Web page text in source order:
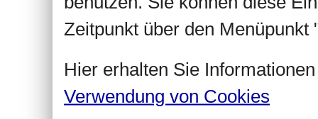
Zeitpunkt über den Menüpunkt
Hier erhalten Sie
Verwendung von Cookies